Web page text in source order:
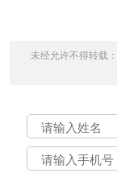
未经允许不得转载：